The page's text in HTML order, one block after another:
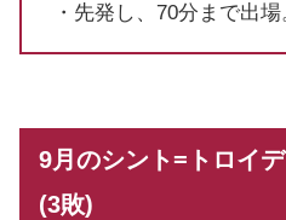
・先発し、70分まで出場
9月のシント=トロイ
(3敗)